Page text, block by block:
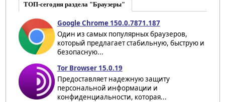
ТОП-сегодня раздела "Браузеры"
Google Chrome 150.0.7871.187
Один из самых популярных браузеров,
который предлагает стабильную, быструю и
безопасную...
Tor Browser 15.0.19
Предоставляет надежную защиту
персональной информации и
конфиденциальности, которая...